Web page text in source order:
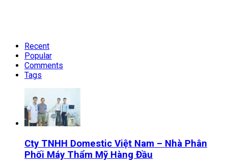
Recent
Popular
Comments
Tags
Cty TNHH Domestic Việt Nam – Nhà Phân
Phối Máy Thẩm Mỹ Hàng Đầu